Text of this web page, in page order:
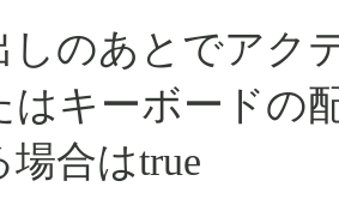
しのあとでアク
はキーボードの
場合はtrue